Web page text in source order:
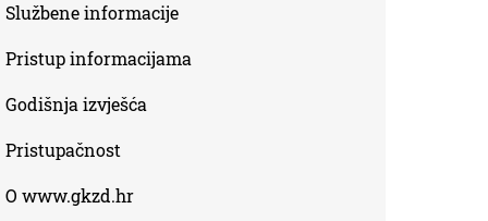
Službene informacije
Pristup informacijama
Godišnja izvješća
Pristupačnost
O www.gkzd.hr